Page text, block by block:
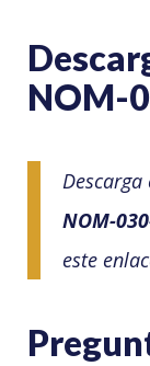
NOM-
NOM-
este